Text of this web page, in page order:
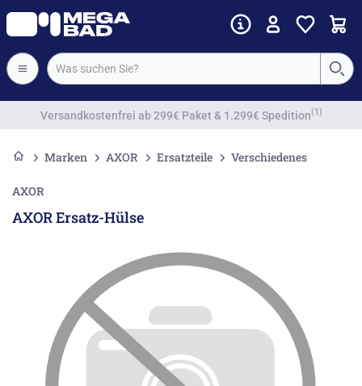
Vorkassenrabatt
Marken AXOR Ersatzteile Verschiedenes
AXOR
AXOR Ersatz-Hülse